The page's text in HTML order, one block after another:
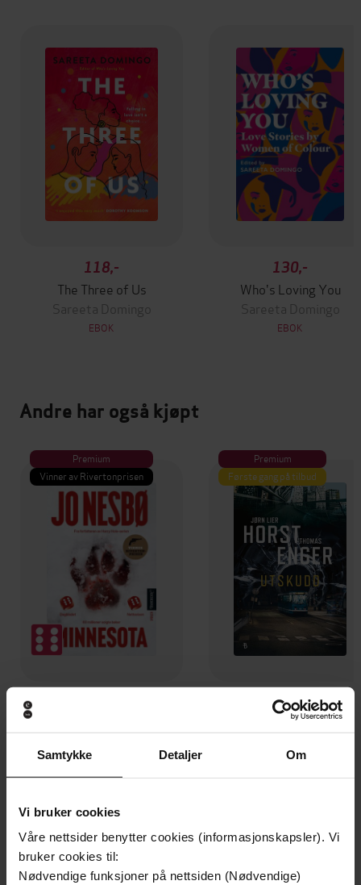
Samtykke Detaljer Om
Vi bruker cookies
Våre nettsider benytter cookies (informasjonskapsler). Vi
bruker cookies til:
Nødvendige funksjoner på nettsiden (Nødvendige)
118,-
The Three of Us
Sareeta Domingo
EBOK
130,-
Who's Loving You
Sareeta Domingo
EBOK
Andre har også kjøpt
Premium
Vinner av Rivertonprisen
EBOK
Premium
Første gang på tilbud
349,-
Utskudd
EBOK
Undertittel
‘A heartbreaking love story that bolsters
the heart with hope’ BOLU BABALOLA